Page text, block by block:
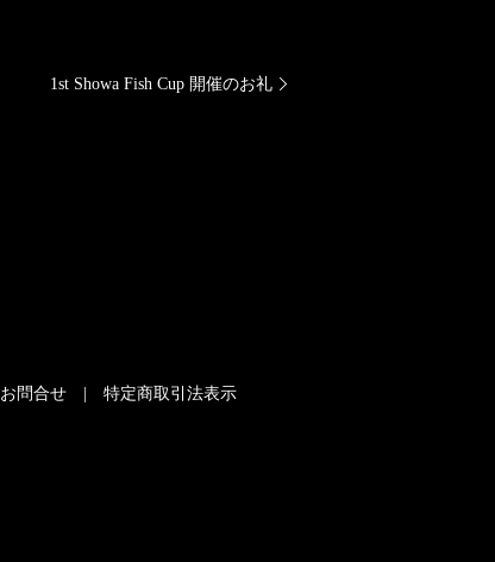
1st Showa Fish Cup 開催のお礼
お問合せ
特定商取引法表示